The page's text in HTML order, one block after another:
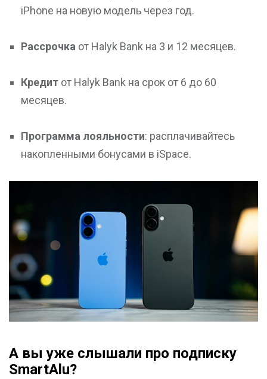
iPhone на новую модель через год.
Рассрочка от Halyk Bank на 3 и 12 месяцев.
Кредит от Halyk Bank на срок от 6 до 60
месяцев.
Программа лояльности: расплачивайтесь
накопленными бонусами в iSpace.
А вы уже слышали про подписку
SmartAlu?